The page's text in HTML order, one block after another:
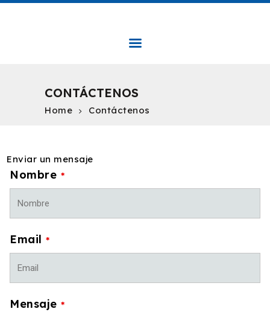
CONTÁCTENOS
Home Contáctenos
Localizamos Bienes Raíces
NOSOTROS
CONTÁCTENOS
Enviar un mensaje
Nombre *
Email*
Mensaje*